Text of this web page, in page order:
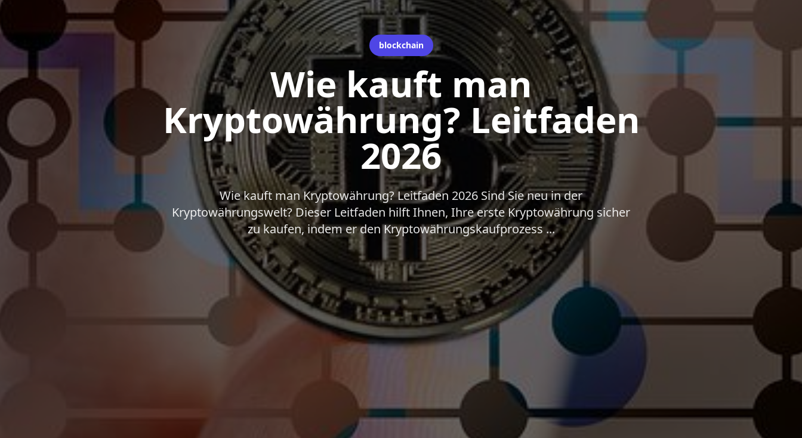
blockchain
Wie kauft man
Kryptowährung? Leitfaden
2026
Wie kauft man Kryptowährung? Leitfaden 2026 Sind Sie neu in der
Kryptowährungswelt? Dieser Leitfaden hilft Ihnen, Ihre erste Kryptowährung sicher
zu kaufen, indem er den Kryptowährungskaufprozess ...